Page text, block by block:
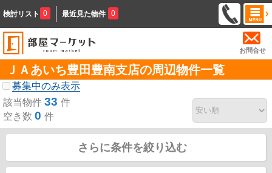
検討リスト 0 最近見た物件 0
お問合せ
ＪＡあいち豊田豊南支店の周辺物件一覧
募集中のみ表示
該当物件 33 件
空き数 0 件
さらに条件を絞り込む